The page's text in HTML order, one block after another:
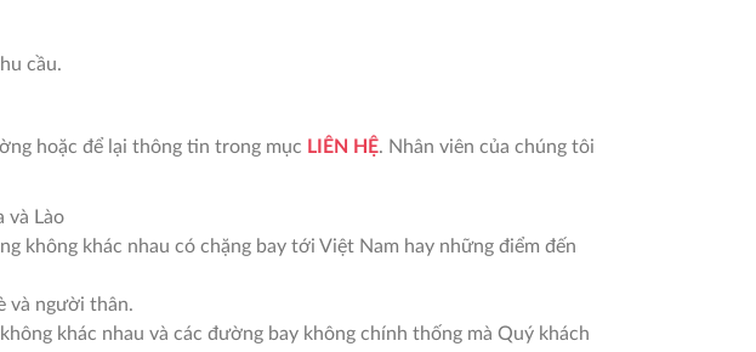
cầu.
hoặc để lại thông tin trong mục LIÊN HỆ. Nhân viên của chúng tôi
và Lào
không khác nhau có chặng bay tới Việt Nam hay những điểm đến
và người thân.
khác nhau và các đường bay không chính thống mà Quý khách